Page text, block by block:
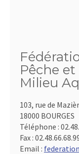
Pêche
Milieu
103, rue de
18000 BOURGES
Téléphone :
Fax :
Email :